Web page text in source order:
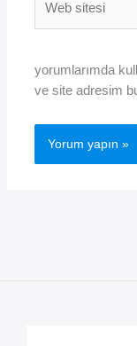
sitesi
yorumlarımda
ve site adresim